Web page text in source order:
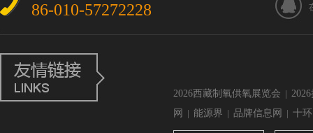
86-010-57272228
2026西藏制氧供氧展览会 |
网
| 能源界 | 品牌信息网 | 十